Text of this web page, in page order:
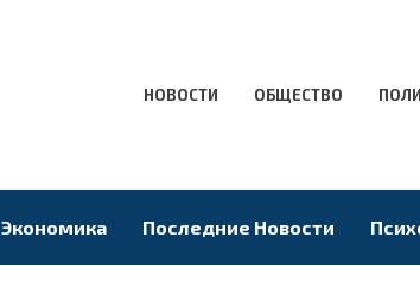
НОВОСТИ ОБЩЕСТВО
Экономика Последние Новости